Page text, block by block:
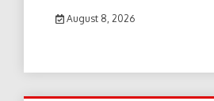
August 8, 2026